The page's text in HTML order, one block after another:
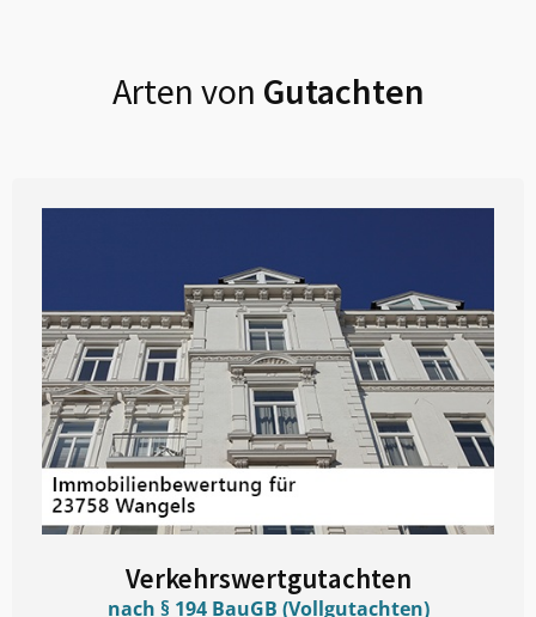
Arten von Gutachten
Verkehrswertgutachten
nach § 194 BauGB (Vollgutachten)